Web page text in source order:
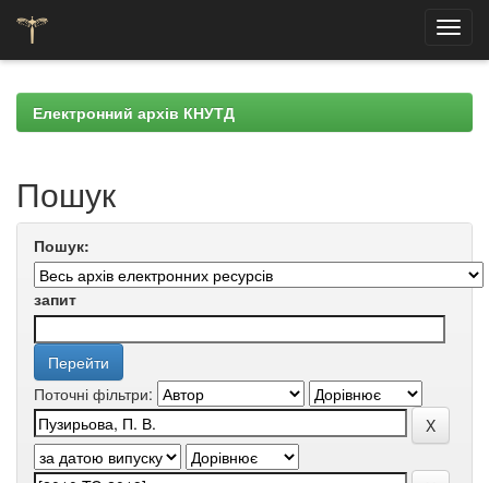
navigationЕлектронний архів КНУТД
Пошук
Пошук:
запит
Поточні фільтри: